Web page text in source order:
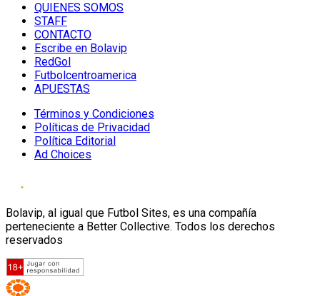
QUIENES SOMOS
STAFF
CONTACTO
Escribe en Bolavip
RedGol
Futbolcentroamerica
APUESTAS
Términos y Condiciones
Políticas de Privacidad
Política Editorial
Ad Choices
Bolavip, al igual que Futbol Sites, es una compañía
perteneciente a Better Collective. Todos los derechos
reservados